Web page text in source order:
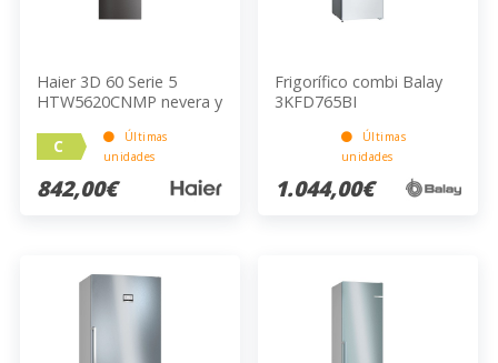
Haier 3D 60 Serie 5
HTW5620CNMP nevera y
Independiente 414 L C
Negro
C
Últimas
unidades
842,00€
Frigorífico combi Balay
3KFD765BI
Últimas
unidades
1.044,00€